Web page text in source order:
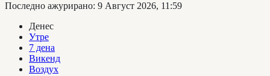
Последно ажурирано: 9 Август 2026, 11:59
Денес
Утре
7 дена
Викенд
Воздух